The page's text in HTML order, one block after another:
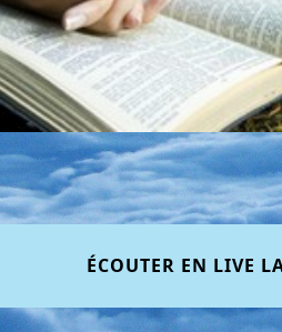
ÉCOUTER EN LIVE